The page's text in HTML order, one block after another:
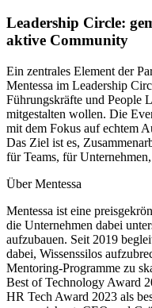
Leadership Circle:
aktive Community
Ein zentrales Element der
Mentessa im Leadership
Führungskräfte und People
mitgestalten wollen. Die
mit dem Fokus auf echtem
Das Ziel ist es,
für Teams, für
Über Mentessa
Mentessa ist eine
die Unternehmen dabei
aufzubauen. Seit 2019
dabei, Wissenssilos
Mentoring-Programme zu
Best of Technology Award
HR Tech Award 2023 als